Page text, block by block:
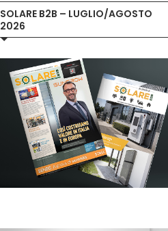
SOLARE B2B – LUGLIO/AGOSTO
2026